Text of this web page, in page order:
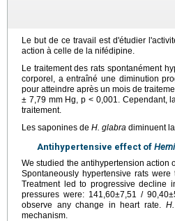
Le but de ce travail est d'étudier
action à celle de la nifédipine.
Le traitement des rats spontanément
corporel, a entraîné une diminution
pour atteindre après un mois de
± 7,79 mm Hg, p < 0,001. Cependant,
traitement.
Les saponines de H. glabra diminuent
Antihypertensive effect of
We studied the antihypertension action
Spontaneously hypertensive rats were
Treatment led to progressive decline
pressures were: 141,60±7,51 /
observe any change in heart rate.
mechanism.